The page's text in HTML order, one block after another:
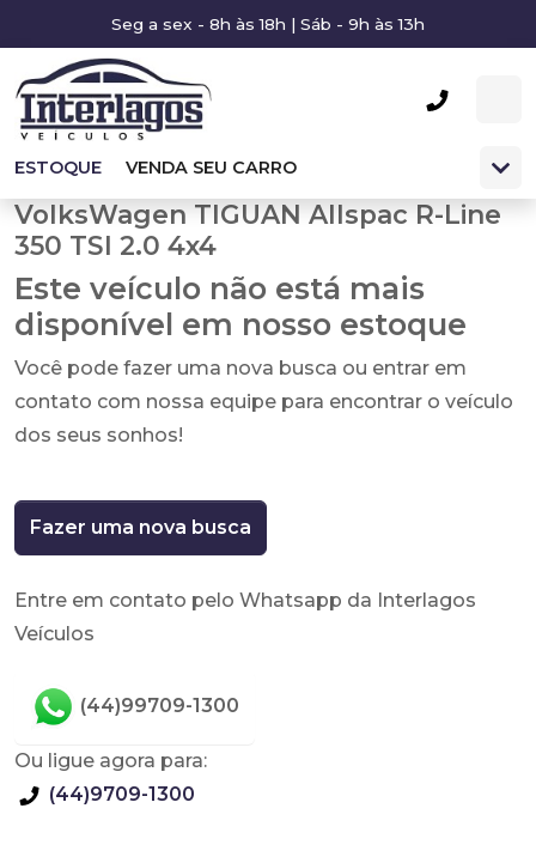
Seg a sex - 8h às 18h | Sáb - 9h às 13h
ESTOQUE VENDA SEU CARRO
VolksWagen TIGUAN Allspac R-Line
350 TSI 2.0 4x4
Este veículo não está mais
disponível em nosso estoque
Você pode fazer uma nova busca ou entrar em
contato com nossa equipe para encontrar o veículo
dos seus sonhos!
Fazer uma nova busca
Entre em contato pelo Whatsapp da Interlagos
Veículos
(44)99709-1300
Ou ligue agora para:
(44)9709-1300